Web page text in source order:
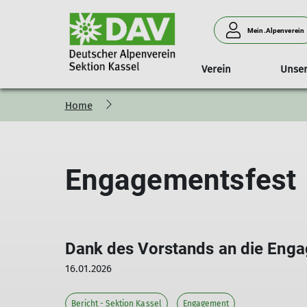
Mein.Alpenverein
Verein
Mitglied werden Wir über uns
Unsere Touren auf einen Blick
Familienwandern
Familiengruppe ab
10
Offener
Jugendreferat
JDAV-Gruppen JDAV-Leistungsgruppen
Stützpunkt Kassel des DAV
Home
Engagementsfest
Dank des Vorstands an die
16.01.2026
Bericht - Sektion Kassel Engagement